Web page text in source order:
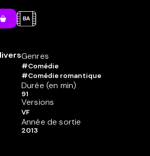
Genres
#Comédie
#Comédie romantique
Durée (en min)
91
Versions
VF
Année de sortie
2013